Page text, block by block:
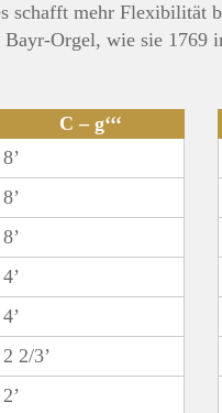
schafft mehr
Orgel, wie sie 1769
C – g‘‘‘
8’
8’
8’
4’
4’
2 2/3’
2’